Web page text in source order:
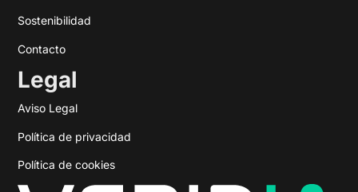
Sostenibilidad
Contacto
Legal
Aviso Legal
Política de privacidad
Política de cookies